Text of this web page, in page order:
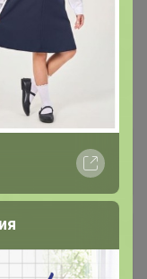
КРУПНОГО
+7.9K